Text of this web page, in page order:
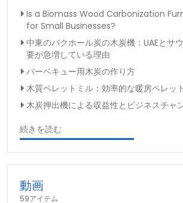
Is a Biomass Wood Carbonization
for Small Businesses?
中東のバクホール炭の木炭機：UAEとサ
要が急増している理由
バーベキュー用木炭の作り方
木質ペレットミル：効率的な暖房ペレッ
木炭押出機による収益性とビジネスチャ
続きを読む
動画
59アイテム